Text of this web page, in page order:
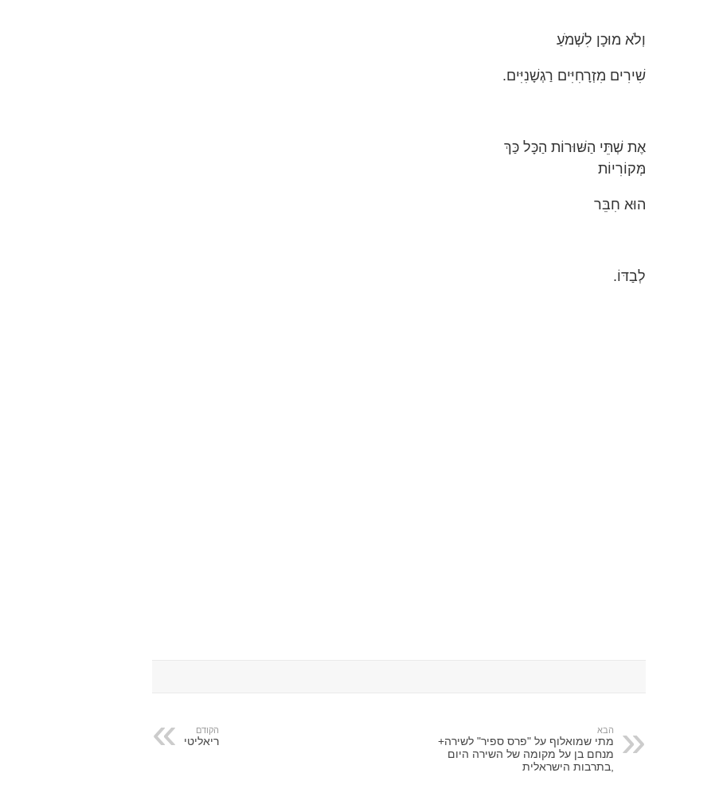
וְלֹא מוּכָן לִשְׁמֹעַ
שִׁירִים מִזְרָחִיִּים רַגְשָׁנִיִּים.
אֶת שְׁתֵּי הַשּׁוּרוֹת הַכָּל כַּךְ
מְּקוֹרִיוֹת
הוּא חִבֵּר
לְבַדּוֹ.
הקודם
ריאליטי
הבא
מתי שמואלוף על "פרס ספיר" לשירה+
מנחם בן על מקומה של השירה היום
,בתרבות הישראלית